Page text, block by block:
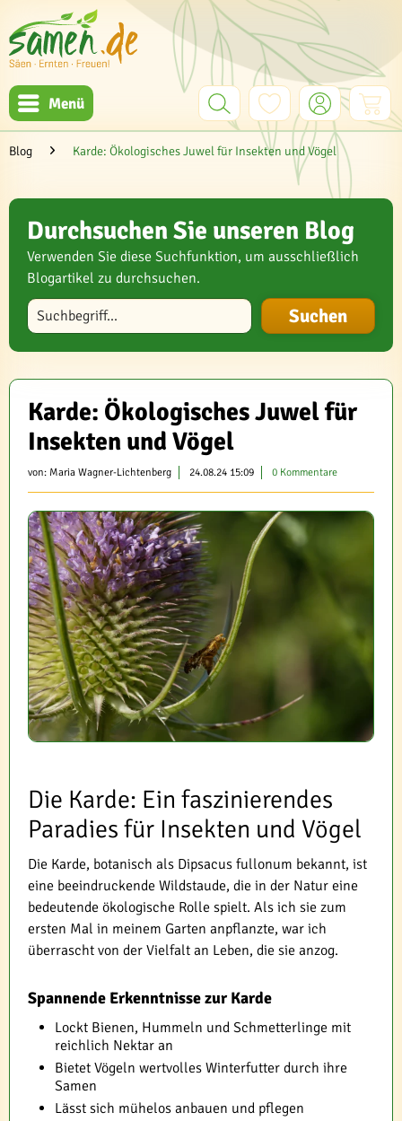
Menü
Blog Karde: Ökologisches Juwel für Insekten und Vögel
Durchsuchen Sie unseren Blog
Verwenden Sie diese Suchfunktion, um ausschließlich
Blogartikel zu durchsuchen.
Blog durchsuchen
Karde: Ökologisches Juwel für
Insekten und Vögel
von: Maria Wagner-Lichtenberg 24.08.24 15:09 0 Kommentare
Die Karde: Ein faszinierendes
Paradies für Insekten und Vögel
Die Karde, botanisch als Dipsacus fullonum bekannt, ist
eine beeindruckende Wildstaude, die in der Natur eine
bedeutende ökologische Rolle spielt. Als ich sie zum
ersten Mal in meinem Garten anpflanzte, war ich
überrascht von der Vielfalt an Leben, die sie anzog.
Spannende Erkenntnisse zur Karde
Lockt Bienen, Hummeln und Schmetterlinge mit
reichlich Nektar an
Bietet Vögeln wertvolles Winterfutter durch ihre
Samen
Lässt sich mühelos anbauen und pflegen